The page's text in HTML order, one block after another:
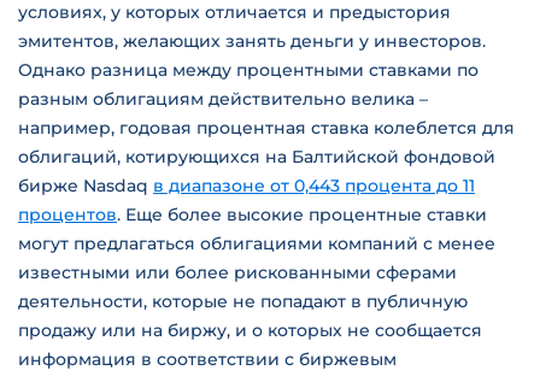
условиях, у которых отличается и предыстория
эмитентов, желающих занять деньги у инвесторов.
Однако разница между процентными ставками по
разным облигациям действительно велика –
например, годовая процентная ставка колеблется для
облигаций, котирующихся на Балтийской фондовой
бирже Nasdaq в диапазоне от 0,443 процента до 11
процентов. Еще более высокие процентные ставки
могут предлагаться облигациями компаний с менее
известными или более рискованными сферами
деятельности, которые не попадают в публичную
продажу или на биржу, и о которых не сообщается
информация в соответствии с биржевым